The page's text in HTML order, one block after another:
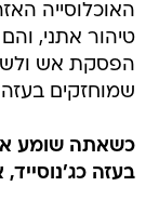
האוכלוסייה
טיהור אתני,
הפסקת אש
שמוחזקים
כשאתה שומע
בעזה